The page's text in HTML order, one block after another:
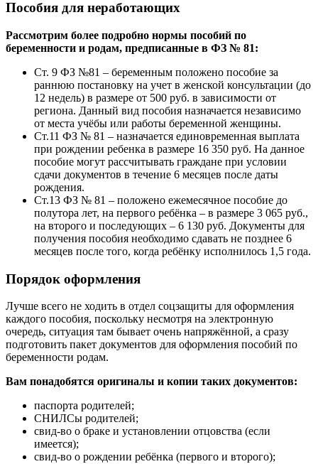
Пособия для неработающих
Рассмотрим более подробно нормы пособий по
беременности и родам, предписанные в ФЗ № 81:
Ст. 9 ФЗ №81 – беременным положено пособие за
раннюю постановку на учет в женской консультации (до
12 недель) в размере от 500 руб. в зависимости от
региона. Данный вид пособия назначается независимо
от места учёбы или работы беременной женщины.
Ст.11 ФЗ № 81 – назначается единовременная выплата
при рождении ребенка в размере 16 350 руб. На данное
пособие могут рассчитывать граждане при условии
сдачи документов в течение 6 месяцев после даты
рождения.
Ст.13 ФЗ № 81 – положено ежемесячное пособие до
полутора лет, на первого ребёнка – в размере 3 065 руб.,
на второго и последующих – 6 130 руб. Документы для
получения пособия необходимо сдавать не позднее 6
месяцев после того, когда ребёнку исполнилось 1,5 года.
Порядок оформления
Лучше всего не ходить в отдел соцзащиты для оформления
каждого пособия, поскольку несмотря на электронную
очередь, ситуация там бывает очень напряжённой, а сразу
подготовить пакет документов для оформления пособий по
беременности родам.
Вам понадобятся оригиналы и копии таких документов:
паспорта родителей;
СНИЛСы родителей;
свид-во о браке и установлении отцовства (если
имеется);
свид-во о рождении ребёнка (первого и второго);